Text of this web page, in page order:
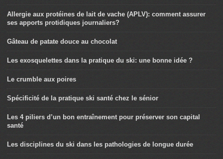
Allergie aux protéines de lait de vache (APLV): comment assurer
ses apports protidiques journaliers?
Gâteau de patate douce au chocolat
Les exosquelettes dans la pratique du ski: une bonne idée ?
Le crumble aux poires
Spécificité de la pratique ski santé chez le sénior
Les 4 piliers d’un bon entraînement pour préserver son capital
santé
Les disciplines du ski dans les pathologies de longue durée